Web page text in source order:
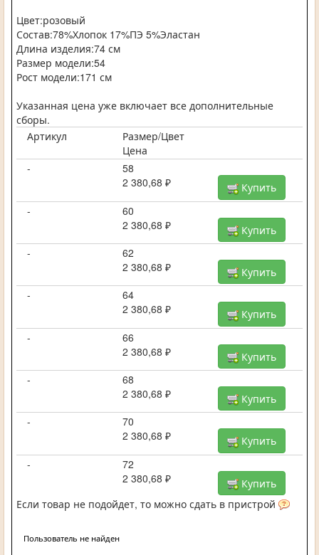
Цвет:розовый
Состав:78%Хлопок 17%ПЭ 5%Эластан
Длина изделия:74 см
Размер модели:54
Рост модели:171 см
Указанная цена уже включает все дополнительные
сборы.
Артикул
Размер/Цвет
Цена
-
58
2 380,68 ₽
Купить
-
60
2 380,68 ₽
Купить
-
62
2 380,68 ₽
Купить
-
64
2 380,68 ₽
Купить
-
66
2 380,68 ₽
Купить
-
68
2 380,68 ₽
Купить
-
70
2 380,68 ₽
Купить
-
72
2 380,68 ₽
Купить
Если товар не подойдет, то можно сдать в пристрой
Пользователь не найден